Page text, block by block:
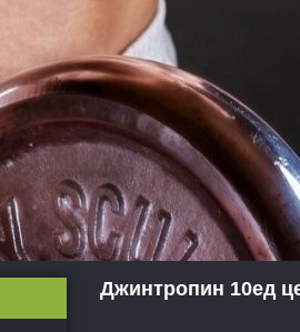
Джинтропин 10ед